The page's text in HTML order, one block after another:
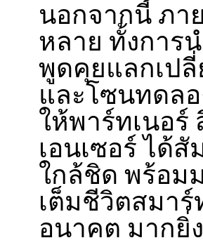
นอกจากนี้ ภา
หลาย ทั้งการ
พูดคุยแลกเป
และโซนทดล
ให้พาร์ทเนอ
เอนเซอร์ ได้
ใกล้ชิด พร้อม
เต็มชีวิตสมา
อนาคต มากยิ่